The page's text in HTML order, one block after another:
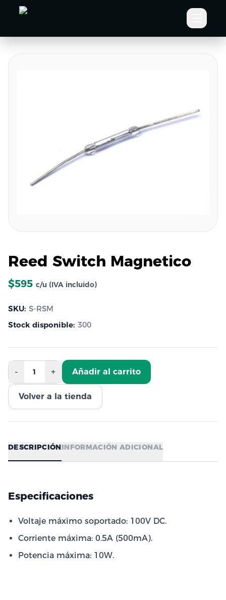
Reed Switch Magnetico
$595 c/u (IVA incluido)
SKU: S-RSM
Stock disponible: 300
- 1 + Añadir al carrito
Volver a la tienda
DESCRIPCIÓNINFORMACIÓN ADICIONAL
Especificaciones
Voltaje máximo soportado: 100V DC.
Corriente máxima: 0.5A (500mA).
Potencia máxima: 10W.